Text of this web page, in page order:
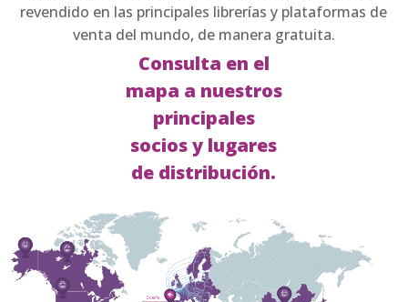
revendido en las principales librerías y plataformas de
venta del mundo, de manera gratuita.
Consulta en el
mapa a nuestros
principales
socios y lugares
de distribución.